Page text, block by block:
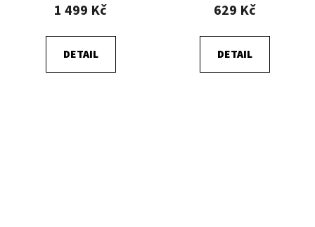
1 499 Kč
DETAIL
629 Kč
DETAIL